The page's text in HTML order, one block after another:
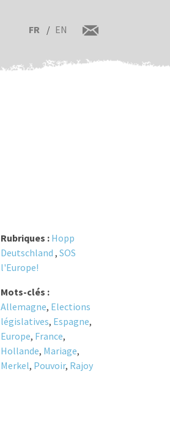
FR EN
Rubriques : Hopp
Deutschland , SOS
l'Europe!
Mots-clés :
Allemagne, Elections
législatives, Espagne,
Europe, France,
Hollande, Mariage,
Merkel, Pouvoir, Rajoy